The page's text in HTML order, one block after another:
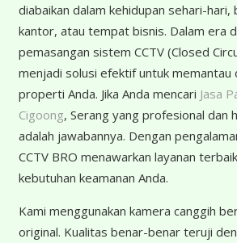
diabaikan dalam kehidupan sehari-hari,
kantor, atau tempat bisnis. Dalam era
pemasangan sistem CCTV (Closed
menjadi solusi efektif untuk memantau
properti Anda. Jika Anda mencari Jasa
Cigoong, Serang yang profesional dan
adalah jawabannya. Dengan
CCTV BRO menawarkan layanan
kebutuhan keamanan Anda.
Kami menggunakan kamera canggih
original. Kualitas benar-benar teruji